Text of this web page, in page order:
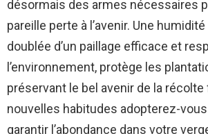
désormais des armes nécessaires
pareille perte à l’avenir. Une
doublée d’un paillage efficace et
l’environnement, protège les
préservant le bel avenir de la
nouvelles habitudes adopterez-
garantir l’abondance dans votre